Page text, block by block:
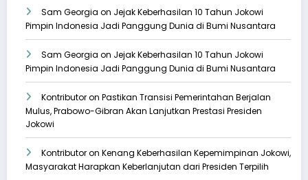
Sam Georgia on Jejak Keberhasilan 10 Tahun Jokowi
Pimpin Indonesia Jadi Panggung Dunia di Bumi Nusantara
Sam Georgia on Jejak Keberhasilan 10 Tahun Jokowi
Pimpin Indonesia Jadi Panggung Dunia di Bumi Nusantara
Kontributoron Pastikan Transisi Pemerintahan Berjalan
Mulus, Prabowo-Gibran Akan Lanjutkan Prestasi Presiden
Jokowi
Kontributoron Kenang Keberhasilan Kepemimpinan Jokowi,
Masyarakat Harapkan Keberlanjutan dari Presiden Terpilih